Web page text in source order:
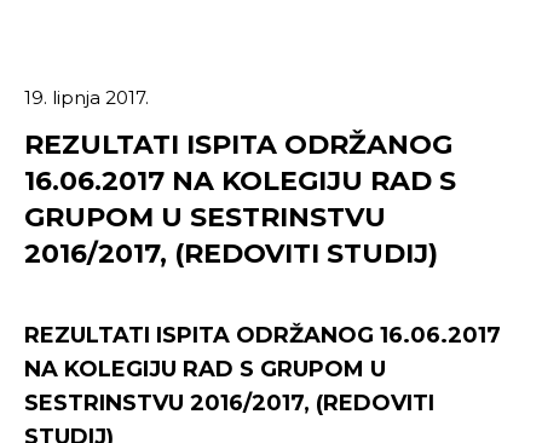
19. lipnja 2017.
REZULTATI ISPITA ODRŽANOG
16.06.2017 NA KOLEGIJU RAD S
GRUPOM U SESTRINSTVU
2016/2017, (REDOVITI STUDIJ)
REZULTATI ISPITA ODRŽANOG 16.06.2017
NA KOLEGIJU RAD S GRUPOM U
SESTRINSTVU 2016/2017, (REDOVITI
STUDIJ)